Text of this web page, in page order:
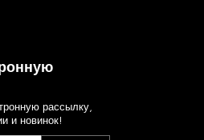
рассылку,
и новинок!